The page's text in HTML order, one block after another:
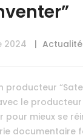
2024
producteur
le
pour mieux se
documentaire